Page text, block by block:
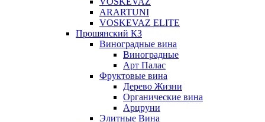
ARARTUNI
VOSKEVAZ ELITE
Прошянский КЗ
Виноградные вина
Виноградные
Арт Палас
Фруктовые вина
Дерево Жизни
Органические вина
Арцруни
Элитные Вина